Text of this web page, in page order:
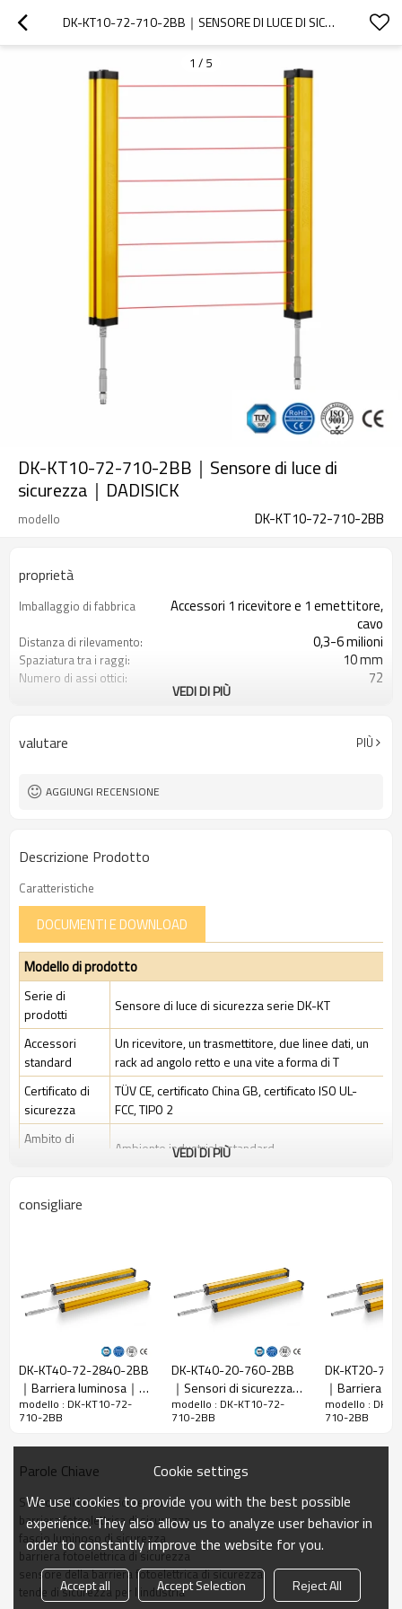
DK-KT10-72-710-2BB｜SENSORE DI LUCE DI SICUREZZA｜DADISICK
1 / 5
DK-KT10-72-710-2BB｜Sensore di luce di
sicurezza｜DADISICK
modello DK-KT10-72-710-2BB
proprietà
Imballaggio di fabbrica
Accessori 1 ricevitore e 1 emettitore,
cavo
Distanza di rilevamento: 0,3-6 milioni
Spaziatura tra i raggi: 10 mm
Numero di assi ottici: 72
Spina di interfaccia Dotato di connettore M8
VEDI DI PIÙ
valutare PIÙ
AGGIUNGI RECENSIONE
Descrizione Prodotto
Caratteristiche
DOCUMENTI E DOWNLOAD
Modello di prodotto
Serie di
prodotti
Sensore di luce di sicurezza serie DK-KT
Accessori
standard
Un ricevitore, un trasmettitore, due linee dati, un
rack ad angolo retto e una vite a forma di T
Certificato di
sicurezza
TÜV CE, certificato China GB, certificato ISO UL-
FCC, TIPO 2
Ambito di
Ambiente industriale standard
Caratteristiche
precisione
18 mm
Quantità di
Raggio
d'azione
710mm
Taglia del
29mm*29mm*L, L è la lunghezza dell'emettitore e
Distanza di
rilevamento
30-6000mm
Tempo di
risposta
≤15ms
Dati meccanici
VEDI DI PIÙ
consigliare
DK-KT40-72-2840-2BB
｜Barriera luminosa｜
DADISICK
modello : DK-KT10-72-
710-2BB
DK-KT40-20-760-2BB
｜Sensori di sicurezza
per macchine｜DADISICK
modello : DK-KT10-72-
710-2BB
DK-KT20-
｜Barriera
di sicurezza｜
modello : DK-
710-2BB
Parole Chiave
Sensore di luce di sicurezza
barriera fotoelettrica di sicurezza
fascio luminoso di sicurezza
barriera fotoelettrica di sicurezza
sensore della barriera fotoelettrica di sicurezza
tende di sicurezza per l'industria
Cookie settings
We use cookies to provide you with the best possible
experience. They also allow us to analyze user behavior in
order to constantly improve the website for you.
Accept all Accept Selection Reject All